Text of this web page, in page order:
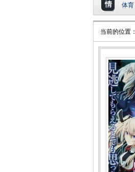
情
体育
当前的位置：